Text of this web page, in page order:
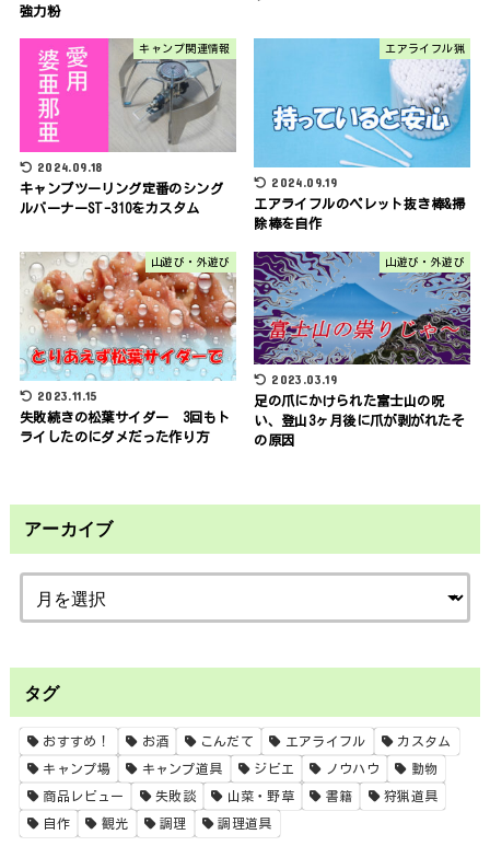
強力粉
キャンプ関連情報
2024.09.18
キャンプツーリング定番のシング
ルバーナーST-310をカスタム
エアライフル猟
2024.09.19
エアライフルのペレット抜き棒&掃
除棒を自作
山遊び・外遊び
2023.11.15
失敗続きの松葉サイダー 3回もト
ライしたのにダメだった作り方
山遊び・外遊び
2023.03.19
足の爪にかけられた富士山の呪
い、登山3ヶ月後に爪が剥がれたそ
の原因
アーカイブ
タグ
おすすめ！ お酒 こんだて エアライフル カスタム
キャンプ場 キャンプ道具 ジビエ ノウハウ 動物
商品レビュー 失敗談 山菜・野草 書籍 狩猟道具
自作 観光 調理 調理道具